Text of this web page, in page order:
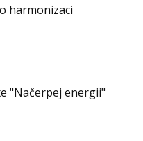
harmonizaci
"Načerpej energii"